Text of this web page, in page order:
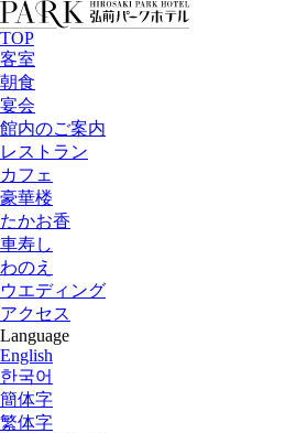
TOP
客室
朝食
宴会
館内のご案内
レストラン
カフェ
豪華楼
たかお香
車寿し
わのえ
ウエディング
アクセス
Language
English
한국어
簡体字
繁体字